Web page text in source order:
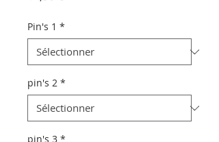
Pin's 1 *
pin's 2 *
pin's 3 *